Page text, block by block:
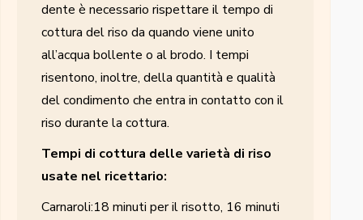
dente è necessario rispettare il tempo di
cottura del riso da quando viene unito
all’acqua bollente o al brodo. I tempi
risentono, inoltre, della quantità e qualità
del condimento che entra in contatto con il
riso durante la cottura.
Tempi di cottura delle varietà di riso
usate nel ricettario:
Carnaroli:18 minuti per il risotto, 16 minuti